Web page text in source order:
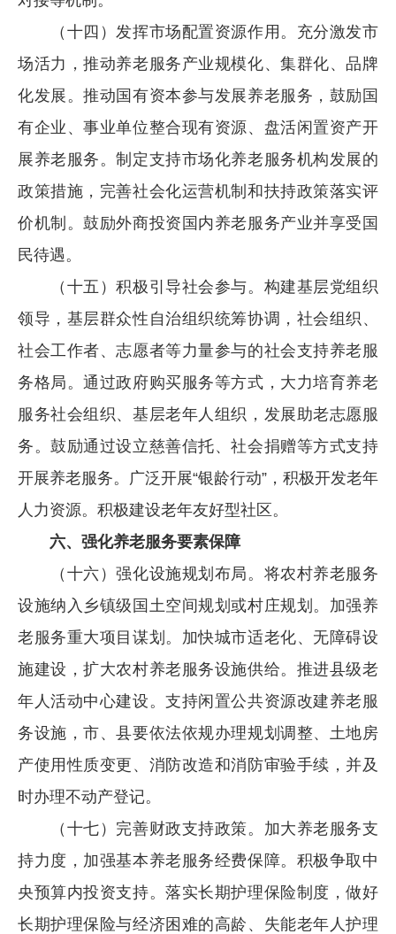
（十四）发挥市场配置资源作用。充分激发市
场活力，推动养老服务产业规模化、集群化、品牌
化发展。推动国有资本参与发展养老服务，鼓励国
有企业、事业单位整合现有资源、盘活闲置资产开
展养老服务。制定支持市场化养老服务机构发展的
政策措施，完善社会化运营机制和扶持政策落实评
价机制。鼓励外商投资国内养老服务产业并享受国
民待遇。
（十五）积极引导社会参与。构建基层党组织
领导，基层群众性自治组织统筹协调，社会组织、
社会工作者、志愿者等力量参与的社会支持养老服
务格局。通过政府购买服务等方式，大力培育养老
服务社会组织、基层老年人组织，发展助老志愿服
务。鼓励通过设立慈善信托、社会捐赠等方式支持
开展养老服务。广泛开展“银龄行动”，积极开发老年
人力资源。积极建设老年友好型社区。
六、强化养老服务要素保障
（十六）强化设施规划布局。将农村养老服务
设施纳入乡镇级国土空间规划或村庄规划。加强养
老服务重大项目谋划。加快城市适老化、无障碍设
施建设，扩大农村养老服务设施供给。推进县级老
年人活动中心建设。支持闲置公共资源改建养老服
务设施，市、县要依法依规办理规划调整、土地房
产使用性质变更、消防改造和消防审验手续，并及
时办理不动产登记。
（十七）完善财政支持政策。加大养老服务支
持力度，加强基本养老服务经费保障。积极争取中
央预算内投资支持。落实长期护理保险制度，做好
长期护理保险与经济困难的高龄、失能老年人护理